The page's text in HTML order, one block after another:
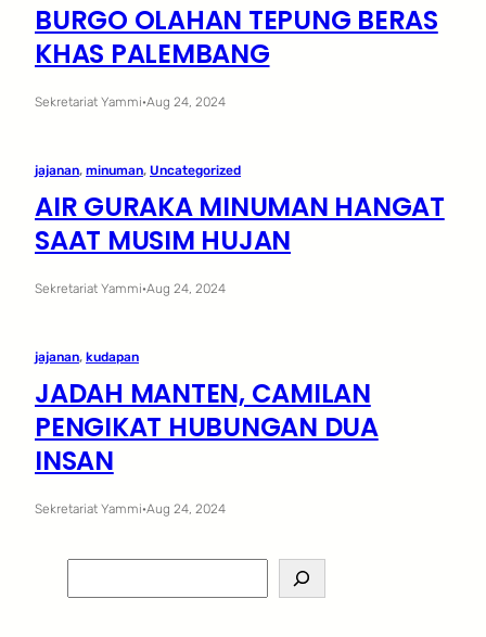
BURGO OLAHAN TEPUNG BERAS
KHAS PALEMBANG
Sekretariat Yammi·Aug 24, 2024
jajanan, minuman, Uncategorized
AIR GURAKA MINUMAN HANGAT
SAAT MUSIM HUJAN
Sekretariat Yammi·Aug 24, 2024
jajanan, kudapan
JADAH MANTEN, CAMILAN
PENGIKAT HUBUNGAN DUA
INSAN
Sekretariat Yammi·Aug 24, 2024
e